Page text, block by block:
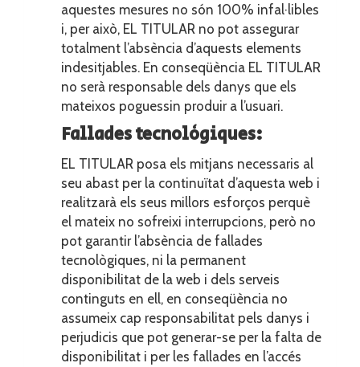
aquestes mesures no són 100% infal·libles
i, per això, EL TITULAR no pot assegurar
totalment l’absència d’aquests elements
indesitjables. En conseqüència EL TITULAR
no serà responsable dels danys que els
mateixos poguessin produir a l’usuari.
Fallades tecnològiques:
EL TITULAR posa els mitjans necessaris al
seu abast per la continuïtat d’aquesta web i
realitzarà els seus millors esforços perquè
el mateix no sofreixi interrupcions, però no
pot garantir l’absència de fallades
tecnològiques, ni la permanent
disponibilitat de la web i dels serveis
continguts en ell, en conseqüència no
assumeix cap responsabilitat pels danys i
perjudicis que pot generar-se per la falta de
disponibilitat i per les fallades en l’accés